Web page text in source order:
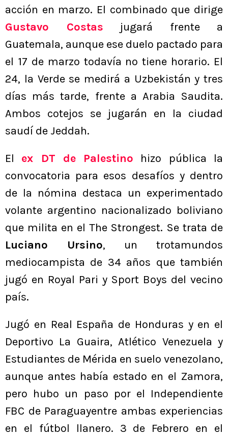
acción en marzo. El combinado que dirige
Gustavo Costas jugará frente a
Guatemala, aunque ese duelo pactado para
el 17 de marzo todavía no tiene horario. El
24, la Verde se medirá a Uzbekistán y tres
días más tarde, frente a Arabia Saudita.
Ambos cotejos se jugarán en la ciudad
saudí de Jeddah.
El ex DT de Palestino hizo pública la
convocatoria para esos desafíos y dentro
de la nómina destaca un experimentado
volante argentino nacionalizado boliviano
que milita en el The Strongest. Se trata de
Luciano Ursino, un trotamundos
mediocampista de 34 años que también
jugó en Royal Pari y Sport Boys del vecino
país.
Jugó en Real España de Honduras y en el
Deportivo La Guaira, Atlético Venezuela y
Estudiantes de Mérida en suelo venezolano,
aunque antes había estado en el Zamora,
pero hubo un paso por el Independiente
FBC de Paraguayentre ambas experiencias
en el fútbol llanero. 3 de Febrero en el